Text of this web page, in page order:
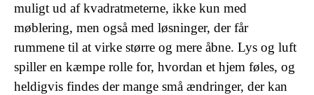
muligt ud af kvadratmeterne, ikke kun med
møblering, men også med løsninger, der får
rummene til at virke større og mere åbne. Lys og luft
spiller en kæmpe rolle for, hvordan et hjem føles, og
heldigvis findes der mange små ændringer, der kan